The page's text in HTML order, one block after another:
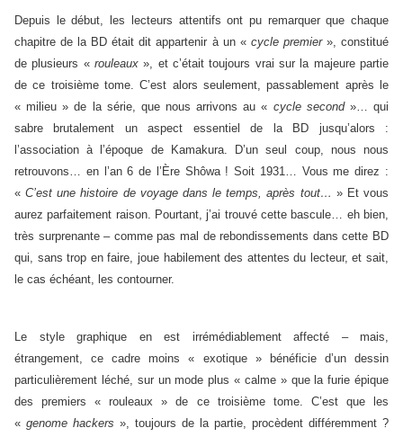
Depuis le début, les lecteurs attentifs ont pu remarquer que chaque
chapitre de la BD était dit appartenir à un « cycle premier», constitué
de plusieurs « rouleaux », et c’était toujours vrai sur la majeure partie
de ce troisième tome. C’est alors seulement, passablement après le
« milieu » de la série, que nous arrivons au « cycle second»… qui
sabre brutalement un aspect essentiel de la BD jusqu’alors :
l’association à l’époque de Kamakura. D’un seul coup, nous nous
retrouvons… en l’an 6 de l’Ère Shôwa ! Soit 1931… Vous me direz :
«C’est une histoire de voyage dans le temps, après tout… » Et vous
aurez parfaitement raison. Pourtant, j’ai trouvé cette bascule… eh bien,
très surprenante – comme pas mal de rebondissements dans cette BD
qui, sans trop en faire, joue habilement des attentes du lecteur, et sait,
le cas échéant, les contourner.
Le style graphique en est irrémédiablement affecté – mais,
étrangement, ce cadre moins « exotique » bénéficie d’un dessin
particulièrement léché, sur un mode plus « calme » que la furie épique
des premiers « rouleaux » de ce troisième tome. C’est que les
« genome hackers », toujours de la partie, procèdent différemment ?